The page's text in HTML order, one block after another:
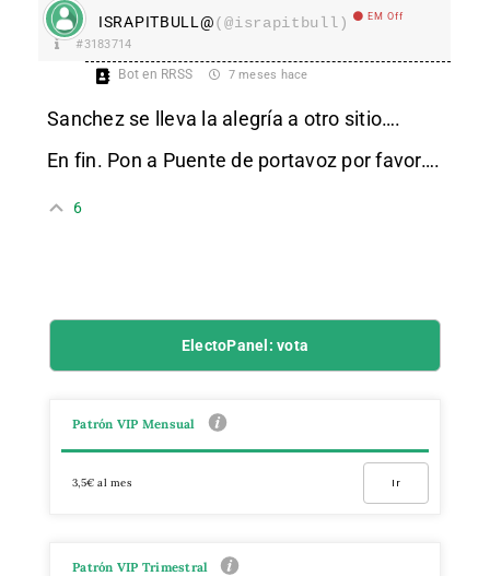
ISRAPITBULL@(@israpitbull) EM Off
#3183714
Bot en RRSS 7 meses hace
Sanchez se lleva la alegría a otro sitio….
En fin. Pon a Puente de portavoz por favor….
6
ElectoPanel: vota
Patrón VIP Mensual
3,5€ al mes Ir
Patrón VIP Trimestral